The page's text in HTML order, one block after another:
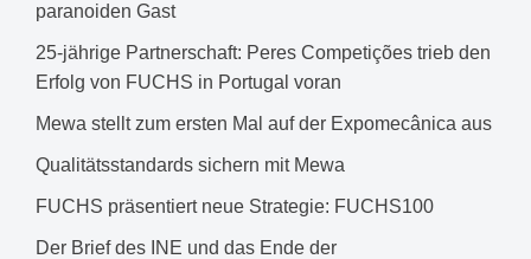
paranoiden Gast
25-jährige Partnerschaft: Peres Competições trieb den
Erfolg von FUCHS in Portugal voran
Mewa stellt zum ersten Mal auf der Expomecânica aus
Qualitätsstandards sichern mit Mewa
FUCHS präsentiert neue Strategie: FUCHS100
Der Brief des INE und das Ende der